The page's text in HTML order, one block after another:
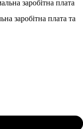
заробітна плата та